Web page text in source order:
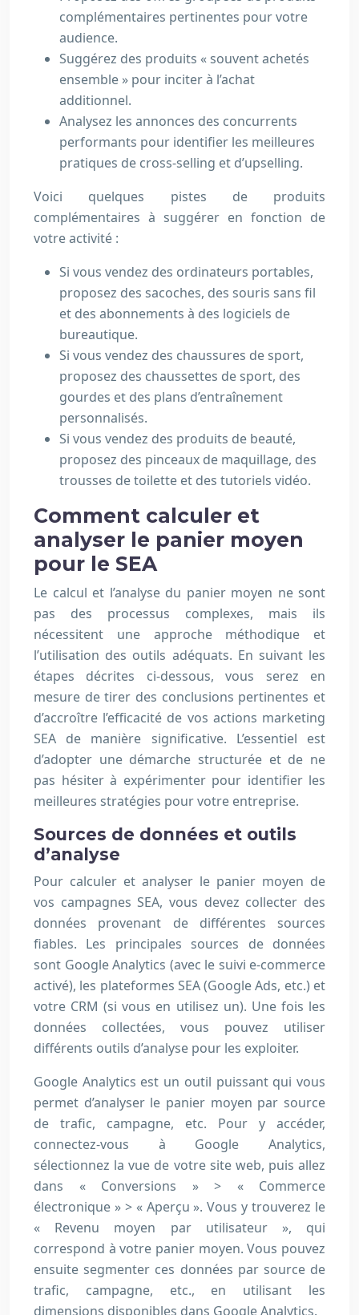
complémentaires pertinentes pour votre
audience.
Suggérez des produits « souvent achetés
ensemble » pour inciter à l’achat
additionnel.
Analysez les annonces des concurrents
performants pour identifier les meilleures
pratiques de cross-selling et d’upselling.
Voici quelques pistes de produits
complémentaires à suggérer en fonction de
votre activité :
Si vous vendez des ordinateurs portables,
proposez des sacoches, des souris sans fil
et des abonnements à des logiciels de
bureautique.
Si vous vendez des chaussures de sport,
proposez des chaussettes de sport, des
gourdes et des plans d’entraînement
personnalisés.
Si vous vendez des produits de beauté,
proposez des pinceaux de maquillage, des
trousses de toilette et des tutoriels vidéo.
Comment calculer et
analyser le panier moyen
pour le SEA
Le calcul et l’analyse du panier moyen ne sont
pas des processus complexes, mais ils
nécessitent une approche méthodique et
l’utilisation des outils adéquats. En suivant les
étapes décrites ci-dessous, vous serez en
mesure de tirer des conclusions pertinentes et
d’accroître l’efficacité de vos actions marketing
SEA de manière significative. L’essentiel est
d’adopter une démarche structurée et de ne
pas hésiter à expérimenter pour identifier les
meilleures stratégies pour votre entreprise.
Sources de données et outils
d’analyse
Pour calculer et analyser le panier moyen de
vos campagnes SEA, vous devez collecter des
données provenant de différentes sources
fiables. Les principales sources de données
sont Google Analytics (avec le suivi e-commerce
activé), les plateformes SEA (Google Ads, etc.) et
votre CRM (si vous en utilisez un). Une fois les
données collectées, vous pouvez utiliser
différents outils d’analyse pour les exploiter.
Google Analytics est un outil puissant qui vous
permet d’analyser le panier moyen par source
de trafic, campagne, etc. Pour y accéder,
connectez-vous à Google Analytics,
sélectionnez la vue de votre site web, puis allez
dans « Conversions » > « Commerce
électronique » > « Aperçu ». Vous y trouverez le
« Revenu moyen par utilisateur », qui
correspond à votre panier moyen. Vous pouvez
ensuite segmenter ces données par source de
trafic, campagne, etc., en utilisant les
dimensions disponibles dans Google Analytics.